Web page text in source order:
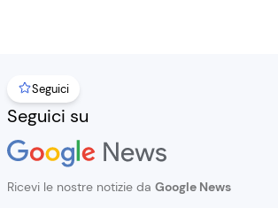
Seguici
Seguici su
Ricevi le nostre notizie da Google News